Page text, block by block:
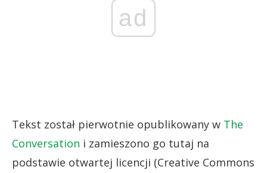
ad
Tekst został pierwotnie opublikowany w The
Conversation i zamieszono go tutaj na
podstawie otwartej licencji (Creative Commons